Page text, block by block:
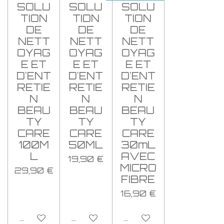
SOLU
TION
DE
NETT
OYAG
E ET
D'ENT
RETIE
N
BEAU
TY
CARE
100M
L
29,90 €
Ajouter au panier
SOLU
TION
DE
NETT
OYAG
E ET
D'ENT
RETIE
N
BEAU
TY
CARE
50ML
19,90 €
Ajouter au panier
SOLU
TION
DE
NETT
OYAG
E ET
D'ENT
RETIE
N
BEAU
TY
CARE
30mL
AVEC
MICRO
FIBRE
16,90 €
Ajouter au panier